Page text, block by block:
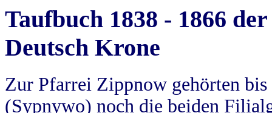
Taufbuch 1838 - 1866
Deutsch Krone
Zur Pfarrei Zippnow gehörten
(Sypnywo) noch die beiden